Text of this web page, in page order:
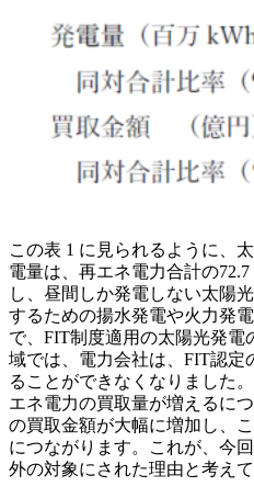
この表 1 に見られるように、
電量は、再エネ電力合計の
し、昼間しか発電しない太陽
するための揚水発電や火力発
で、FIT制度適用の太陽光発
域では、電力会社は、FIT認定
ることができなくなりました
エネ電力の買取量が増えるに
の買取金額が大幅に増加し、
につながります。これが、今
外の対象にされた理由と考えて